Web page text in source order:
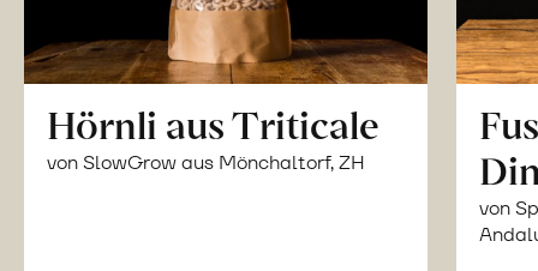
Hörnli aus Triticale
von SlowGrow aus Mönchaltorf, ZH
von